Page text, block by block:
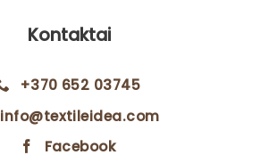
Kontaktai
+370 652 03745
info@textileidea.com
Facebook